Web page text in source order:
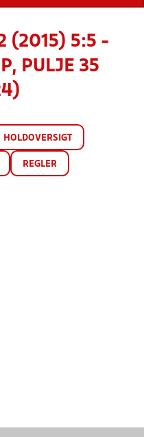
(2015) 5:5 -
PULJE 35
HOLDOVERSIGT
REGLER